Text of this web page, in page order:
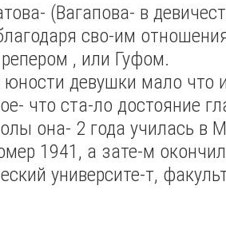
(Вагапова- в
сво-им
, или Гуфом.
юности девушки мало что
что ста-ло достояние
она- 2 года училась в
1941, а зате-м
университе-т,